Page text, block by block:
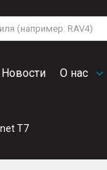
Новости О нас
Volkswagen
Audi
T7